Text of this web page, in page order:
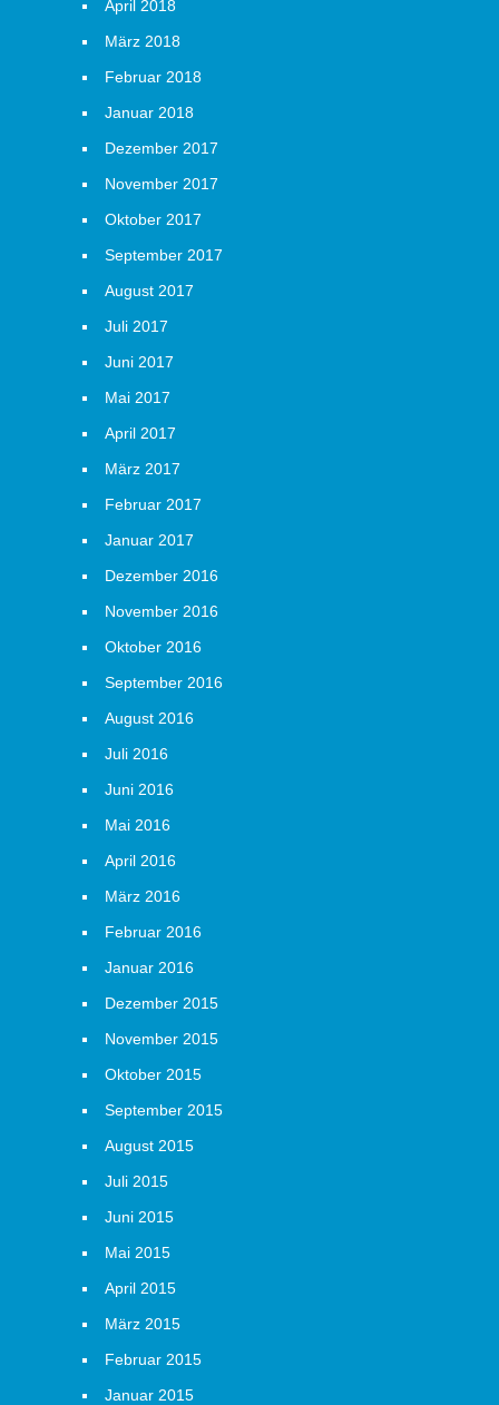
April 2018
März 2018
Februar 2018
Januar 2018
Dezember 2017
November 2017
Oktober 2017
September 2017
August 2017
Juli 2017
Juni 2017
Mai 2017
April 2017
März 2017
Februar 2017
Januar 2017
Dezember 2016
November 2016
Oktober 2016
September 2016
August 2016
Juli 2016
Juni 2016
Mai 2016
April 2016
März 2016
Februar 2016
Januar 2016
Dezember 2015
November 2015
Oktober 2015
September 2015
August 2015
Juli 2015
Juni 2015
Mai 2015
April 2015
März 2015
Februar 2015
Januar 2015